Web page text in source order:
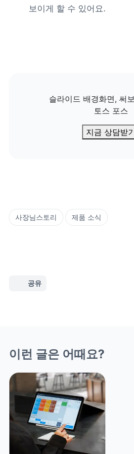
보이게 할 수 있어요.
슬라이드 배경화면, 써
토스 포스
지금 상담받
사장님스토리 제품 소식
공유
이런 글은 어때요?